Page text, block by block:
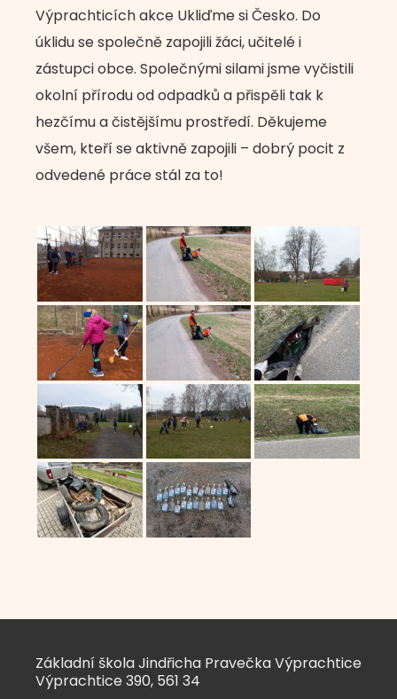
Výprachticích akce Ukliďme si Česko. Do
úklidu se společně zapojili žáci, učitelé i
zástupci obce. Společnými silami jsme vyčistili
okolní přírodu od odpadků a přispěli tak k
hezčímu a čistějšímu prostředí. Děkujeme
všem, kteří se aktivně zapojili – dobrý pocit z
odvedené práce stál za to!
Základní škola Jindřicha Pravečka Výprachtice
Výprachtice 390, 561 34